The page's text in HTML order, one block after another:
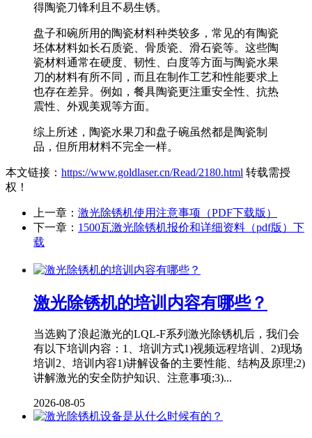
得陶瓷刀锋利且不易生锈。
盘子和碗所用的陶瓷材料种类较多，常见的有陶瓷
坯体材料如长石质瓷、骨质瓷、滑石瓷等。这些陶
瓷材料通常在硬度、韧性、白度等方面与陶瓷水果
刀的材料有所不同，而且在制作工艺和性能要求上
也存在差异。例如，餐具陶瓷更注重安全性、抗热
震性、外观美观等方面。
综上所述，陶瓷水果刀和盘子碗虽然都是陶瓷制
品，但所用材料不完全一样。
本文链接： https://www.goldlaser.cn/Read/2180.html 转载需授
权！
上一章： 激光除锈机使用注意事项（PDF下载版）
下一章： 1500瓦激光除锈机报价和详细资料（pdf版）下
载
激光除锈机的培训内容有哪些？
当选购了浪起激光的LQL-F系列激光除锈机后，我们会
有以下培训内容：1、培训方式1)视频远程培训、2)现场
培训2、培训内容1)讲解设备的主要性能、结构及原理;2)
讲解激光的安全防护知识、注意事项;3)...
2026-08-05